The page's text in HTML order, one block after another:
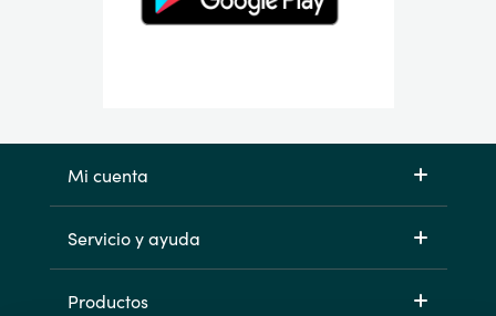
Mi cuenta
Servicio y ayuda
Productos